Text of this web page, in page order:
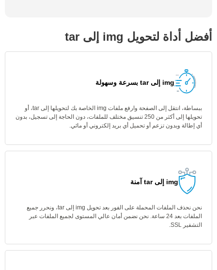
أفضل أداة لتحويل img إلى tar
img إلى tar بسرعة وسهولة
ببساطة، انتقل إلى الصفحة وارفع ملفات img الخاصة بك لتحويلها إلى tar، أو
تحويلها إلى أكثر من 250 تنسيق مختلف للملفات، دون الحاجة إلى تسجيل، بدون
أي إطالة وبدون تزعم أو تحميل أي بريد إلكتروني أو مائي.
img إلى tar آمنة
نحن نحذف الملفات المحملة على الفور بعد تحويل img إلى tar، ونحرر جميع
الملفات بعد 24 ساعة. نحن نضمن أمان عالي المستوى لجميع الملفات عبر
التشفير SSL.